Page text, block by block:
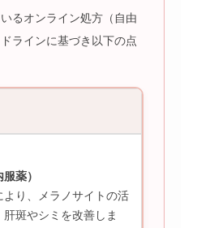
るオンライン処方（自由
ラインに基づき以下の点
薬）
り、メラノサイトの活
斑やシミを改善しま